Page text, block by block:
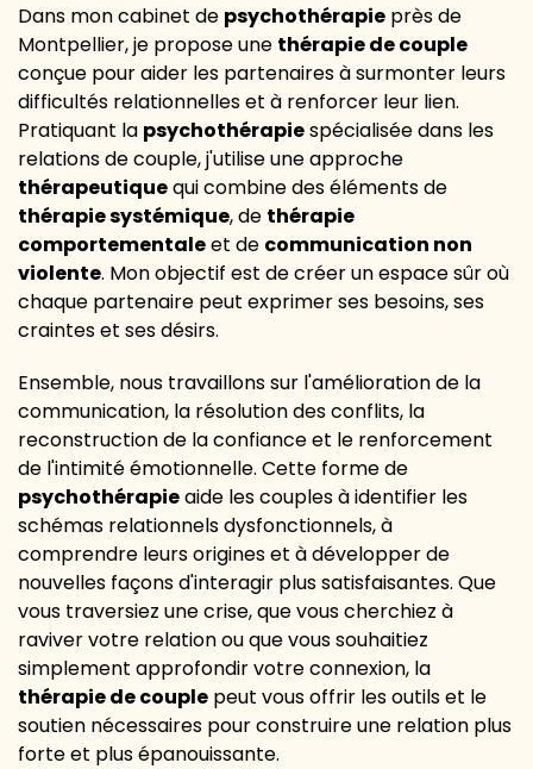
Dans mon cabinet de psychothérapie près de
Montpellier, je propose une thérapie de couple
conçue pour aider les partenaires à surmonter leurs
difficultés relationnelles et à renforcer leur lien.
Pratiquant la psychothérapiespécialisée dans les
relations de couple, j'utilise une approche
thérapeutiquequi combine des éléments de
thérapie systémique, de thérapie
comportementaleet de communication non
violente. Mon objectif est de créer un espace sûr où
chaque partenaire peut exprimer ses besoins, ses
craintes et ses désirs.
Ensemble, nous travaillons sur l'amélioration de la
communication, la résolution des conflits, la
reconstruction de la confiance et le renforcement
de l'intimité émotionnelle. Cette forme de
psychothérapieaide les couples à identifier les
schémas relationnels dysfonctionnels, à
comprendre leurs origines et à développer de
nouvelles façons d'interagir plus satisfaisantes. Que
vous traversiez une crise, que vous cherchiez à
raviver votre relation ou que vous souhaitiez
simplement approfondir votre connexion, la
thérapie de couple peut vous offrir les outils et le
soutien nécessaires pour construire une relation plus
forte et plus épanouissante.